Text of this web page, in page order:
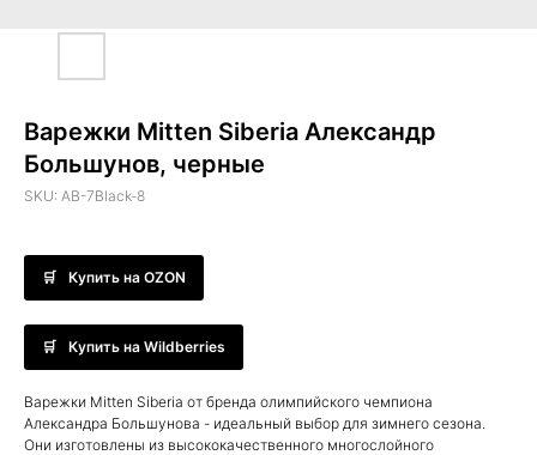
Варежки Mitten Siberia Александр
Большунов, черные
SKU: AB-7Black-8
Купить на OZON
Купить на Wildberries
Варежки Mitten Siberia от бренда олимпийского чемпиона
Александра Большунова - идеальный выбор для зимнего сезона.
Они изготовлены из высококачественного многослойного